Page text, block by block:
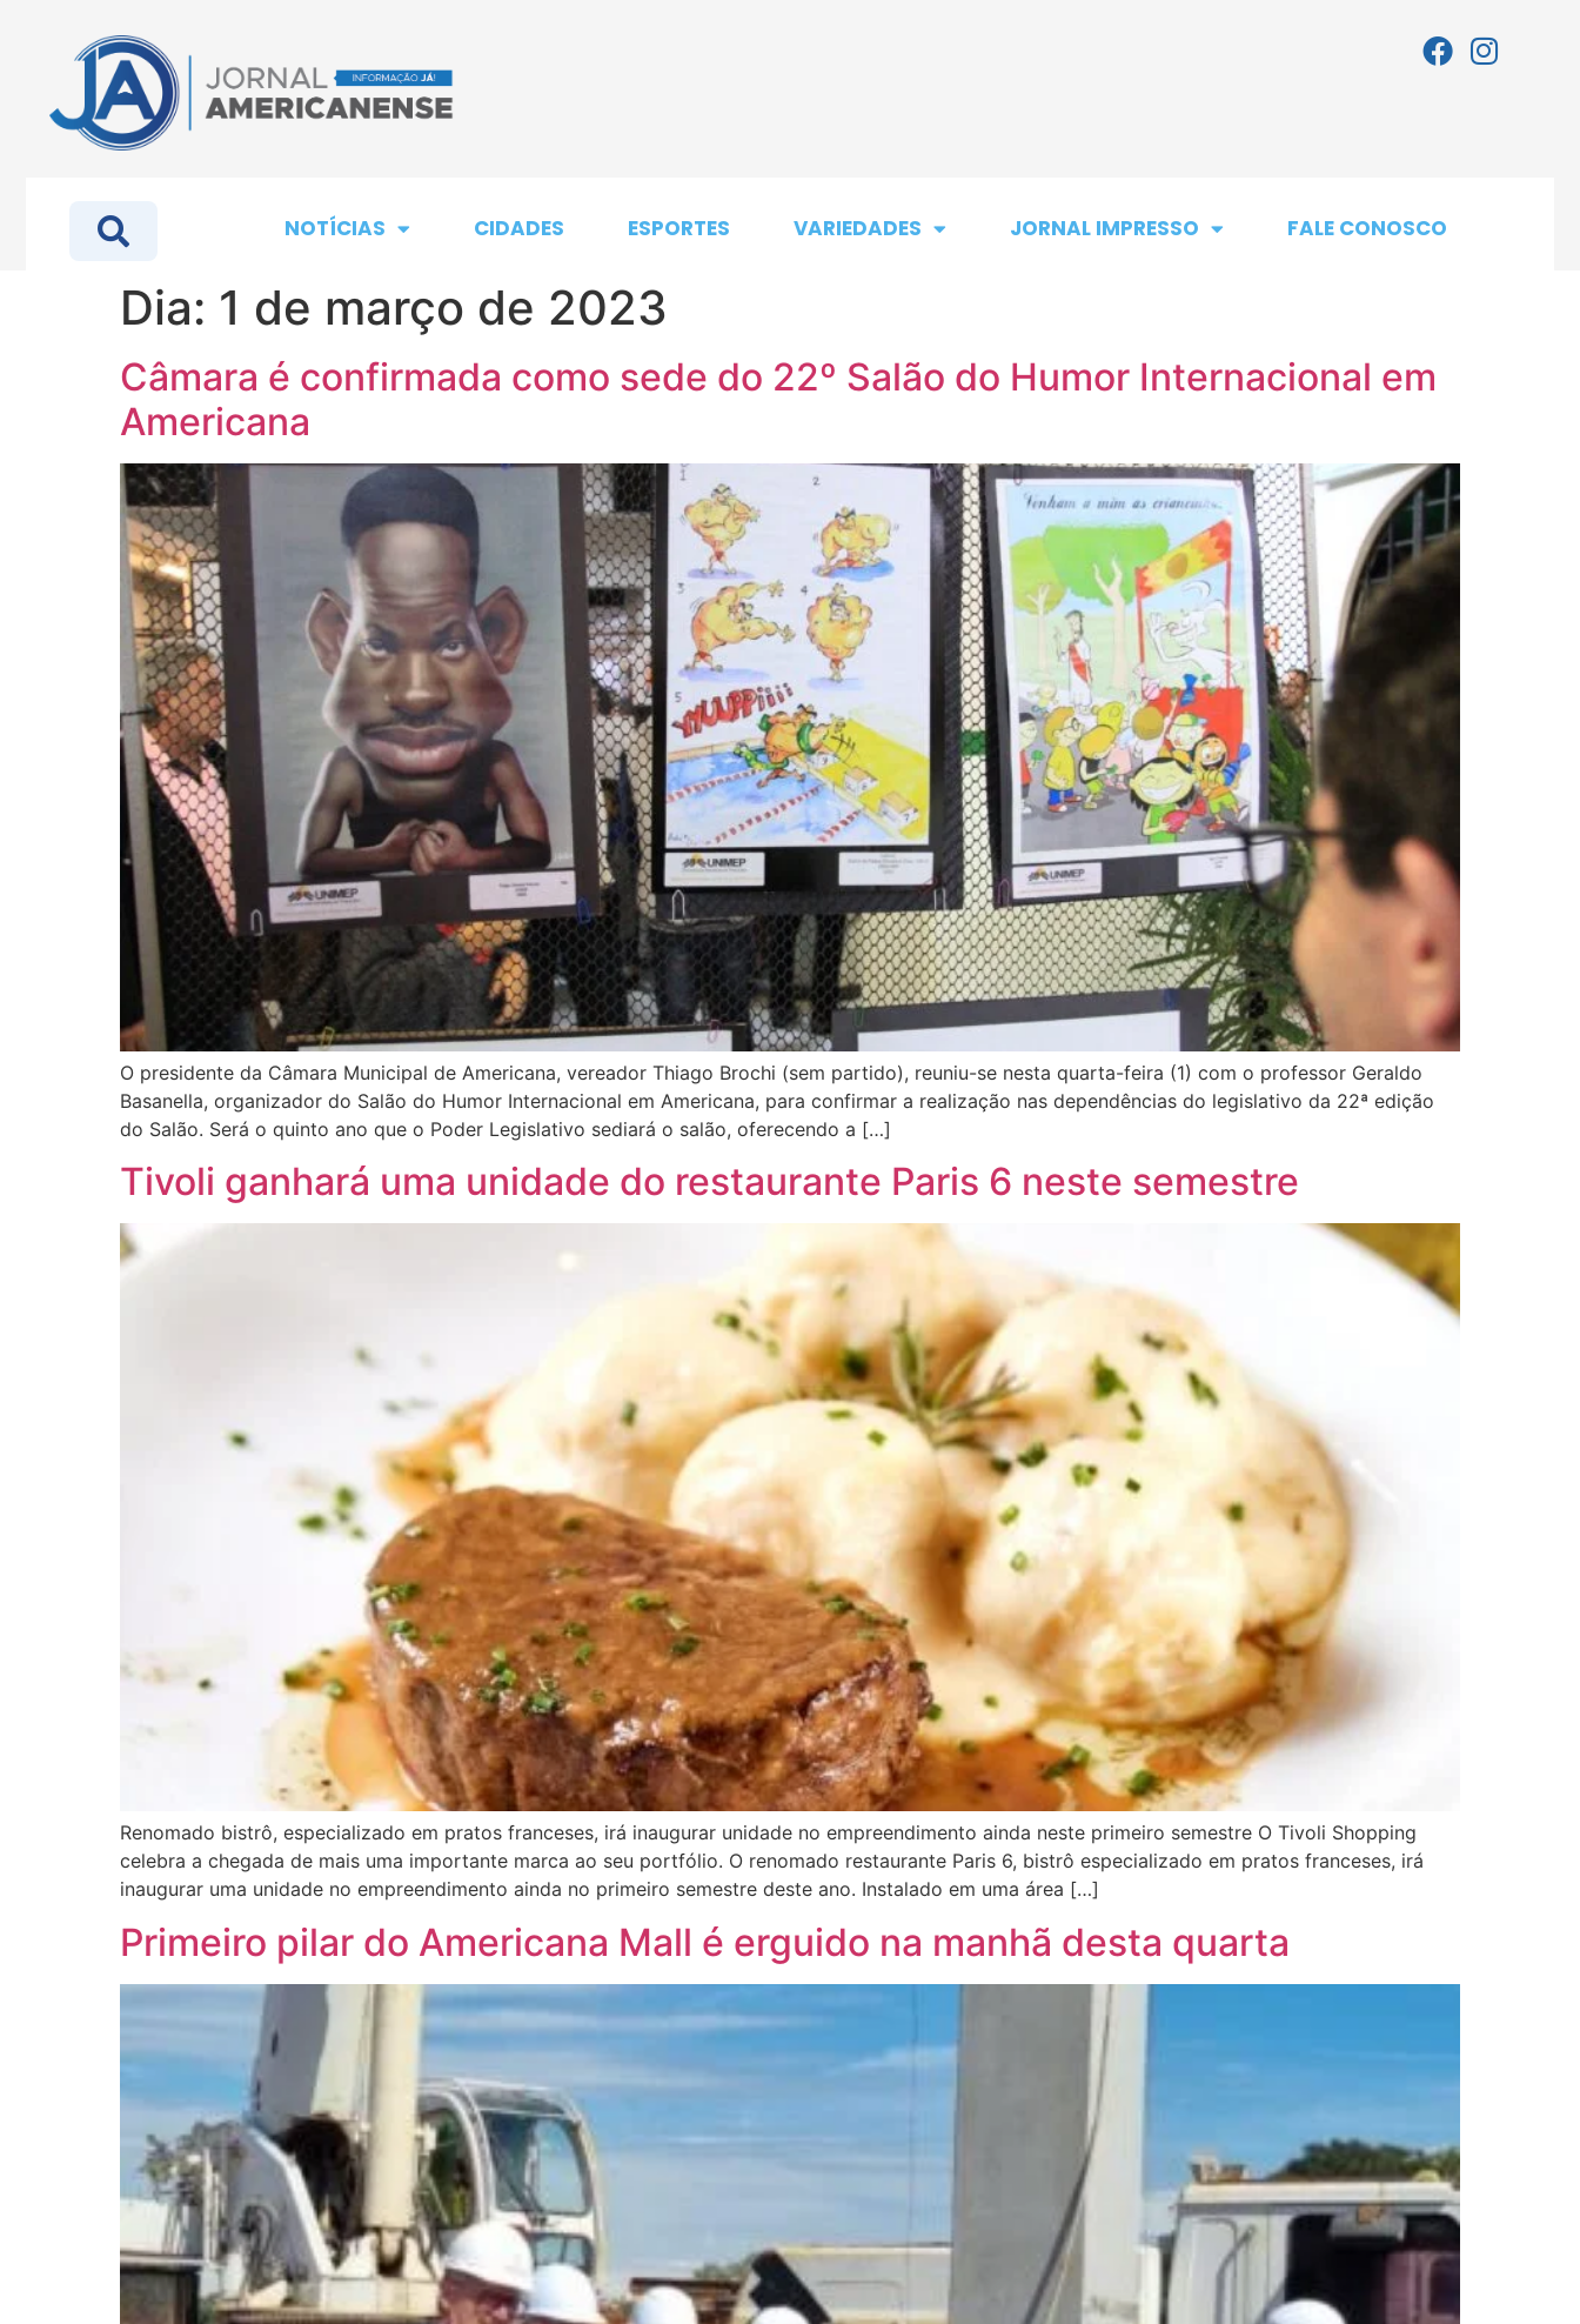
NOTÍCIAS CIDADES ESPORTES VARIEDADES JORNAL IMPRESSO FALE CONOSCO
Dia: 1 de março de 2023
Câmara é confirmada como sede do 22º Salão do Humor Internacional em
Americana
O presidente da Câmara Municipal de Americana, vereador Thiago Brochi (sem partido), reuniu-se nesta quarta-feira (1) com o professor Geraldo
Basanella, organizador do Salão do Humor Internacional em Americana, para confirmar a realização nas dependências do legislativo da 22ª edição
do Salão. Será o quinto ano que o Poder Legislativo sediará o salão, oferecendo a […]
Tivoli ganhará uma unidade do restaurante Paris 6 neste semestre
Renomado bistrô, especializado em pratos franceses, irá inaugurar unidade no empreendimento ainda neste primeiro semestre O Tivoli Shopping
celebra a chegada de mais uma importante marca ao seu portfólio. O renomado restaurante Paris 6, bistrô especializado em pratos franceses, irá
inaugurar uma unidade no empreendimento ainda no primeiro semestre deste ano. Instalado em uma área […]
Primeiro pilar do Americana Mall é erguido na manhã desta quarta